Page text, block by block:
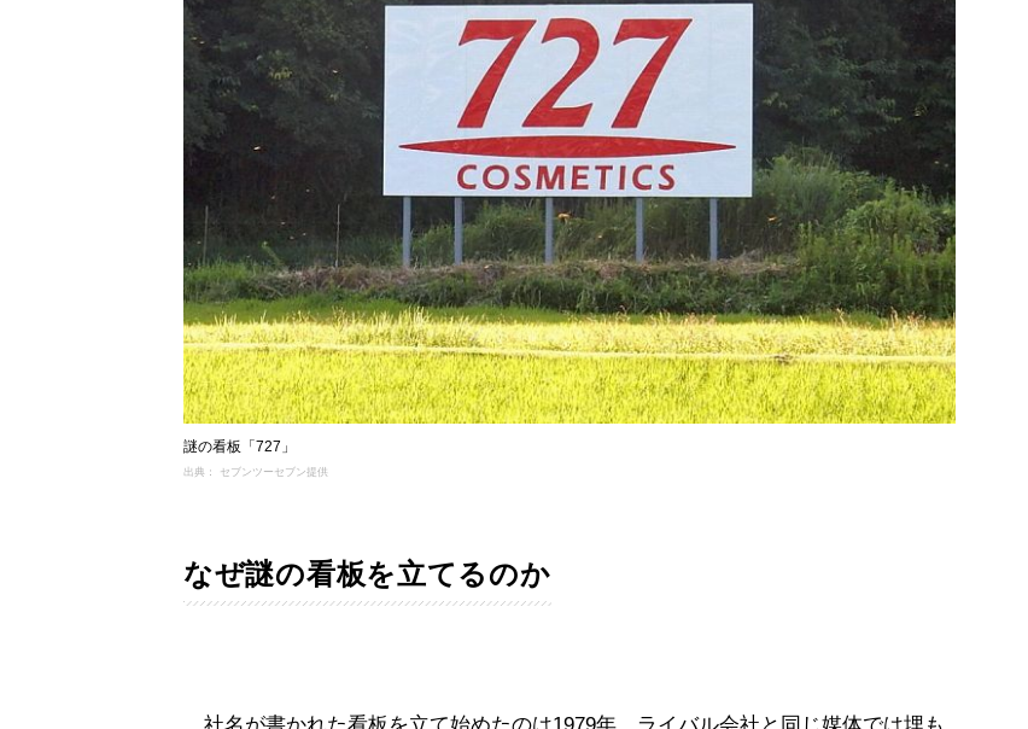
謎の看板「727」
出典： セブンツーセブン提供
なぜ謎の看板を立てるのか